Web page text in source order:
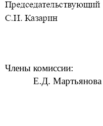
Члены комиссии:
Е.Д. Мартьянова